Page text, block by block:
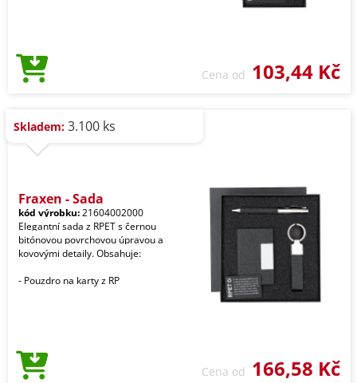
Cena od 103,44 Kč
Skladem: 3.100 ks
Fraxen - Sada
kód výrobku:21604002000
Elegantní sada z RPET s černou
bitónovou povrchovou úpravou a
kovovými detaily. Obsahuje:
- Pouzdro na karty z RP
Cena od 166,58 Kč